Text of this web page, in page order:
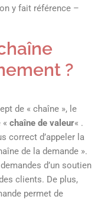
y fait référence –
?
de « chaîne », le
chaîne de valeur« .
correct d’appeler la
de la demande ».
d’un soutien
clients. De plus,
permet de